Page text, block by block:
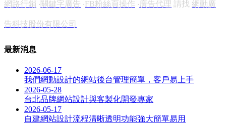
網路行銷 ‧關鍵字廣告 ‧FB粉絲頁操作 ‧ 廣告代理 請找 網動廣
告科技股份有限公司
最新消息
2026-06-17
我們網動設計的網站後台管理簡單，客戶易上手
2026-05-28
台北品牌網站設計與客製化開發專家
2026-05-17
自建網站設計流程清晰透明功能強大簡單易用